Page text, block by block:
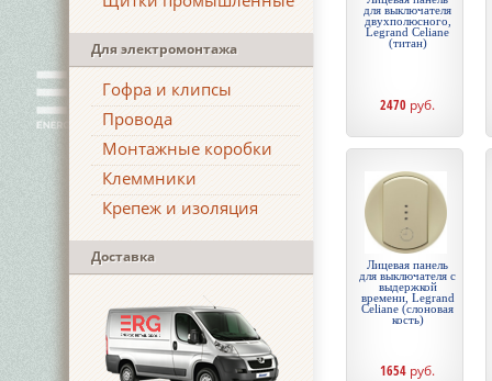
Для электромонтажа
Гофра и клипсы
Провода
Монтажные коробки
Клеммники
Крепеж и изоляция
Доставка
для выключателя
двухполюсного,
Legrand Celiane
(титан)
2470 руб.
Лицевая панель
для выключателя с
выдержкой
времени, Legrand
Celiane (слоновая
кость)
1654 руб.